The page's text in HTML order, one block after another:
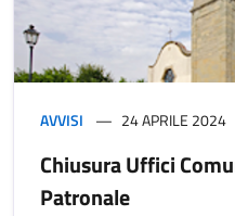
AVVISI 24 APRILE 2024
Chiusura Uffici
Patronale